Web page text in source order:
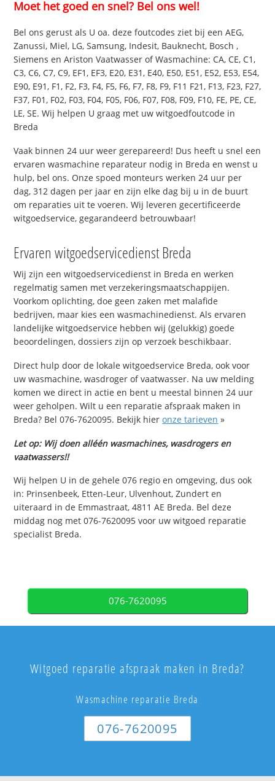
Moet het goed en snel? Bel ons wel!
Bel ons gerust als U oa. deze foutcodes ziet bij een AEG,
Zanussi, Miel, LG, Samsung, Indesit, Bauknecht, Bosch ,
Siemens en Ariston Vaatwasser of Wasmachine: CA, CE, C1,
C3, C6, C7, C9, EF1, EF3, E20, E31, E40, E50, E51, E52, E53, E54,
E90, E91, F1, F2, F3, F4, F5, F6, F7, F8, F9, F11 F21, F13, F23, F27,
F37, F01, F02, F03, F04, F05, F06, F07, F08, F09, F10, FE, PE, CE,
LE, SE. Wij helpen U graag met uw witgoedfoutcode in
Breda
Vaak binnen 24 uur weer gerepareerd! Dus heeft u snel een
ervaren wasmachine reparateur nodig in Breda en wenst u
hulp, bel ons. Onze spoed monteurs werken 24 uur per
dag, 312 dagen per jaar en zijn elke dag bij u in de buurt
om reparaties uit te voeren. Wij leveren gecertificeerde
witgoedservice, gegarandeerd betrouwbaar!
Ervaren witgoedservicedienst Breda
Wij zijn een witgoedservicedienst in Breda en werken
regelmatig samen met verzekeringsmaatschappijen.
Voorkom oplichting, doe geen zaken met malafide
bedrijven, maar kies een wasmachinedienst. Als ervaren
landelijke witgoedservice hebben wij (gelukkig) goede
beoordelingen, dossiers zijn op verzoek beschikbaar.
Direct hulp door de lokale witgoedservice Breda, ook voor
uw wasmachine, wasdroger of vaatwasser. Na uw melding
komen we direct in actie en bent u meestal binnen 24 uur
weer geholpen. Wilt u een reparatie afspraak maken in
Breda? Bel 076-7620095. Bekijk hieronze tarieven »
Let op: Wij doen alléén wasmachines, wasdrogers en
vaatwassers!!
Wij helpen U in de gehele 076 regio en omgeving, dus ook
in: Prinsenbeek, Etten-Leur, Ulvenhout, Zundert en
uiteraard in de Emmastraat, 4811 AE Breda. Bel deze
middag nog met 076-7620095 voor uw witgoed reparatie
specialist Breda.
076-7620095
Witgoed reparatie afspraak maken in Breda?
Wasmachine reparatie Breda
076-7620095